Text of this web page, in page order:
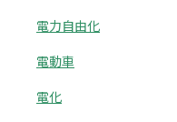
電力自由化
電動車
電化